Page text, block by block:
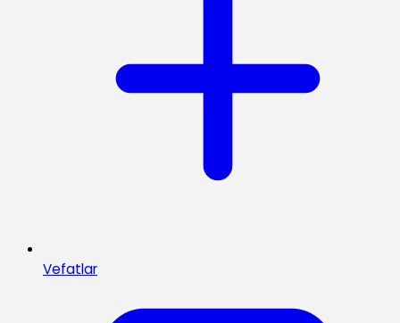
Vefatlar